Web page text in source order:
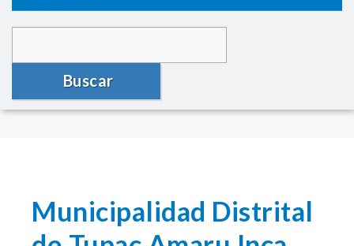
Buscar
Municipalidad Distrital